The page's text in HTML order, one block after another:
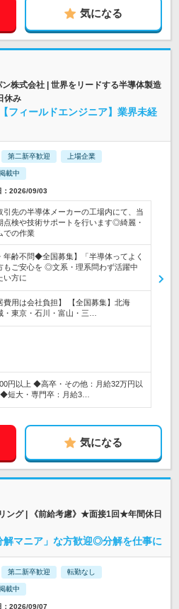
気になる
株式会社 | 世界をリードする半導体製造
休み
フィールドエンジニア】業界未経
第二新卒歓迎 上場企業
載中
：2026/09/03
引先の半導体メーカーの工場内にて、当
点検や技術サポートを行います◎綺麗・
での作業
年齢不問◆全国募集】「半導体ってよく
もご安心を ◎文系・理系問わず活躍中
い方に
費用は会社負担】 【全国募集】北海
・東京・石川・富山・三…
円以上 ◆高卒・その他：月給32万円以
◆短大・専門卒：月給3…
気になる
ング | 《前給考慮》★面接1回★年間休日
解マニア」な方歓迎◎分解を仕事に
第二新卒歓迎 転勤なし
載中
：2026/09/07